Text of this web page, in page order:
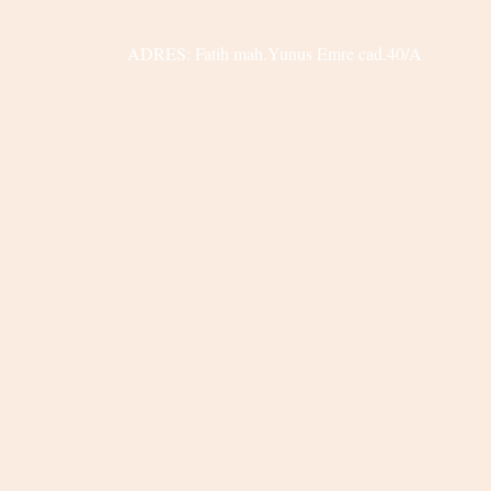
ADRES: Fatih mah.Yunus Emre